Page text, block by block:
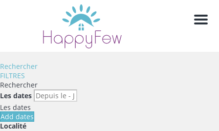
Menu
Rechercher
FILTRES
Rechercher
Les dates
Les dates
Add dates
Localité